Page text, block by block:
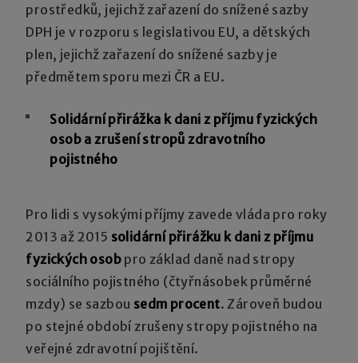
prostředků, jejichž zařazení do snížené sazby
DPH je v rozporu s legislativou EU, a dětských
plen, jejichž zařazení do snížené sazby je
předmětem sporu mezi ČR a EU.
Solidární přirážka k dani z příjmu fyzických
osob a zrušení stropů zdravotního
pojistného
Pro lidi s vysokými příjmy zavede vláda pro roky
2013 až 2015 solidární přirážku k dani z příjmu
fyzických osob pro základ daně nad stropy
sociálního pojistného (čtyřnásobek průměrné
mzdy) se sazbou sedm procent. Zároveň budou
po stejné období zrušeny stropy pojistného na
veřejné zdravotní pojištění.